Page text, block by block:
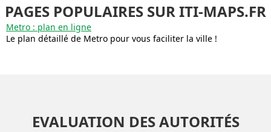
PAGES POPULAIRES SUR ITI-MAPS.FR
Metro : plan en ligne
Le plan détaillé de Metro pour vous faciliter la ville !
EVALUATION DES AUTORITÉS